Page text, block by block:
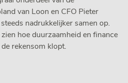
van Loon en CFO Pieter
nadrukkelijker samen op.
hoe duurzaamheid en finance
rekensom klopt.